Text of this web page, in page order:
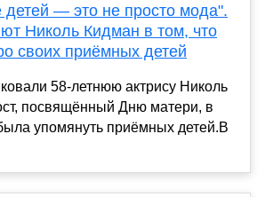
— это не просто мода".
Николь Кидман в том, что
своих приёмных детей
58-летнюю актрису Николь
посвящённый Дню матери, в
упомянуть приёмных детей.В